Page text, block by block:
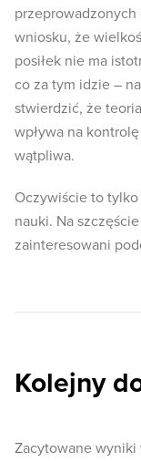
wniosku, że
posiłek nie ma
co za tym idzie –
stwierdzić, że
wpływa na
wątpliwa.
Oczywiście to
nauki. Na
zainteresowani
Kolejny
Zacytowane